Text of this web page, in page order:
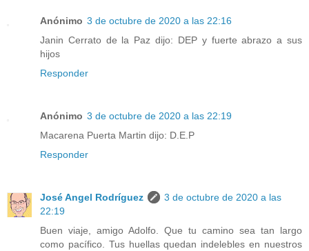
Anónimo 3 de octubre de 2020 a las 22:16
Janin Cerrato de la Paz dijo: DEP y fuerte abrazo a sus
hijos
Responder
Anónimo 3 de octubre de 2020 a las 22:19
Macarena Puerta Martin dijo: D.E.P
Responder
José Angel Rodríguez
3 de octubre de 2020 a las
22:19
Buen viaje, amigo Adolfo. Que tu camino sea tan largo
como pacífico. Tus huellas quedan indelebles en nuestros